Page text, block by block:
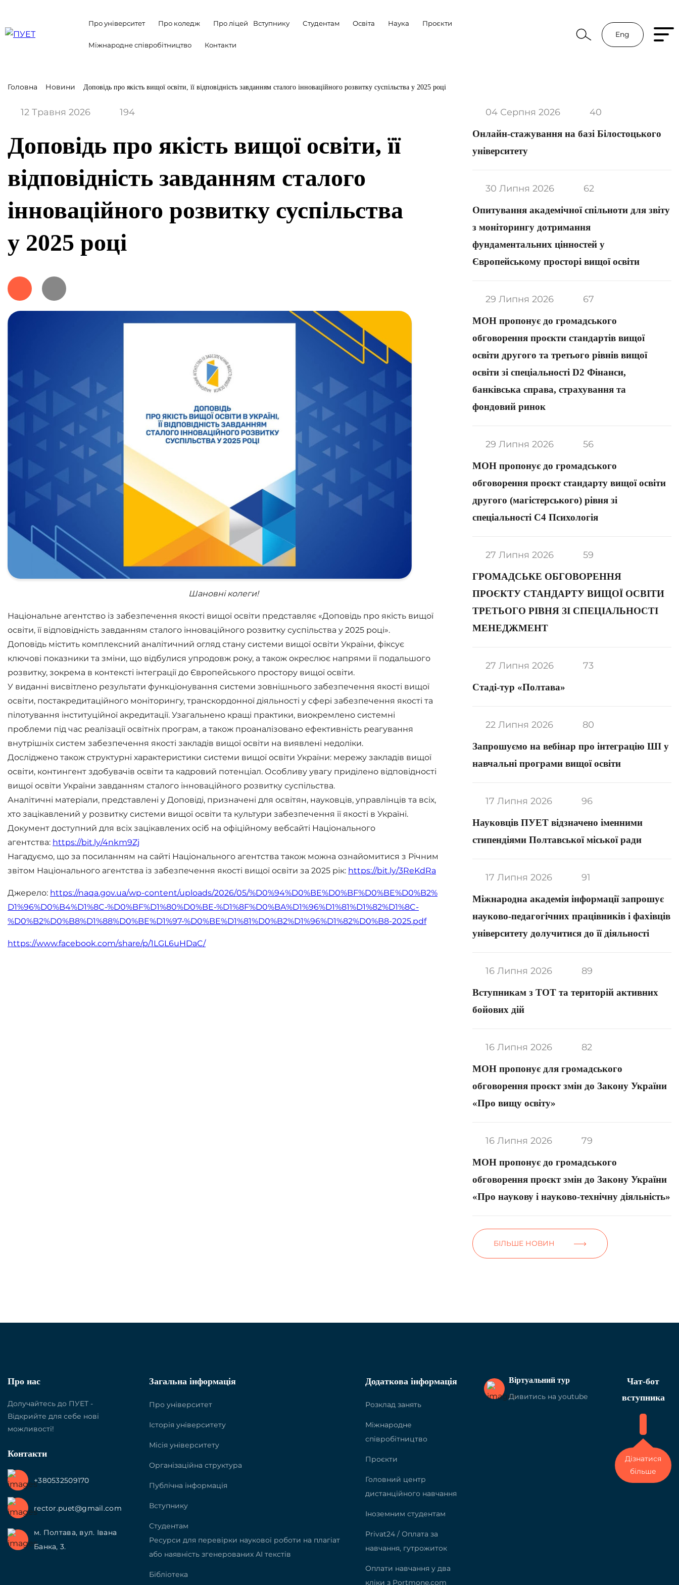
Про університет Про коледж Про ліцей Вступнику Студентам Освіта Наука Проєкти
Міжнародне співробітництво Контакти
Eng
Головна Новини Доповідь про якість вищої освіти, її відповідність завданням сталого інноваційного розвитку суспільства у 2025 році
12 Травня 2026 194
Доповідь про якість вищої освіти, її
відповідність завданням сталого
інноваційного розвитку суспільства
у 2025 році
Шановні колеги!
Національне агентство із забезпечення якості вищої освіти представляє «Доповідь про якість вищої
освіти, її відповідність завданням сталого інноваційного розвитку суспільства у 2025 році».
Доповідь містить комплексний аналітичний огляд стану системи вищої освіти України, фіксує
ключові показники та зміни, що відбулися упродовж року, а також окреслює напрями її подальшого
розвитку, зокрема в контексті інтеграції до Європейського простору вищої освіти.
У виданні висвітлено результати функціонування системи зовнішнього забезпечення якості вищої
освіти, постакредитаційного моніторингу, транскордонної діяльності у сфері забезпечення якості та
пілотування інституційної акредитації. Узагальнено кращі практики, виокремлено системні
проблеми під час реалізації освітніх програм, а також проаналізовано ефективність реагування
внутрішніх систем забезпечення якості закладів вищої освіти на виявлені недоліки.
Досліджено також структурні характеристики системи вищої освіти України: мережу закладів вищої
освіти, контингент здобувачів освіти та кадровий потенціал. Особливу увагу приділено відповідності
вищої освіти України завданням сталого інноваційного розвитку суспільства.
Аналітичні матеріали, представлені у Доповіді, призначені для освітян, науковців, управлінців та всіх,
хто зацікавлений у розвитку системи вищої освіти та культури забезпечення її якості в Україні.
Документ доступний для всіх зацікавлених осіб на офіційному вебсайті Національного
агентства: https://bit.ly/4nkm9Zj
Нагадуємо, що за посиланням на сайті Національного агентства також можна ознайомитися з Річним
звітом Національного агентства із забезпечення якості вищої освіти за 2025 рік: https://bit.ly/3ReKdRa
Джерело: https://naqa.gov.ua/wp-content/uploads/2026/05/%D0%94%D0%BE%D0%BF%D0%BE%D0%B2%
D1%96%D0%B4%D1%8C-%D0%BF%D1%80%D0%BE-%D1%8F%D0%BA%D1%96%D1%81%D1%82%D1%8C-
%D0%B2%D0%B8%D1%88%D0%BE%D1%97-%D0%BE%D1%81%D0%B2%D1%96%D1%82%D0%B8-2025.pdf
https://www.facebook.com/share/p/1LGL6uHDaC/
04 Серпня 2026 40
Онлайн-стажування на базі Білостоцького
університету
30 Липня 2026 62
Опитування академічної спільноти для звіту
з моніторингу дотримання
фундаментальних цінностей у
Європейському просторі вищої освіти
29 Липня 2026 67
МОН пропонує до громадського
обговорення проєкти стандартів вищої
освіти другого та третього рівнів вищої
освіти зі спеціальності D2 Фінанси,
банківська справа, страхування та
фондовий ринок
29 Липня 2026 56
МОН пропонує до громадського
обговорення проєкт стандарту вищої освіти
другого (магістерського) рівня зі
спеціальності С4 Психологія
27 Липня 2026 59
ГРОМАДСЬКЕ ОБГОВОРЕННЯ
ПРОЄКТУ СТАНДАРТУ ВИЩОЇ ОСВІТИ
ТРЕТЬОГО РІВНЯ ЗІ СПЕЦІАЛЬНОСТІ
МЕНЕДЖМЕНТ
27 Липня 2026 73
Стаді-тур «Полтава»
22 Липня 2026 80
Запрошуємо на вебінар про інтеграцію ШІ у
навчальні програми вищої освіти
17 Липня 2026 96
Науковців ПУЕТ відзначено іменними
стипендіями Полтавської міської ради
17 Липня 2026 91
Міжнародна академія інформації запрошує
науково-педагогічних працівників і фахівців
університету долучитися до її діяльності
16 Липня 2026 89
Вступникам з ТОТ та територій активних
бойових дій
16 Липня 2026 82
МОН пропонує для громадського
обговорення проєкт змін до Закону України
«Про вищу освіту»
16 Липня 2026 79
МОН пропонує до громадського
обговорення проєкт змін до Закону України
«Про наукову і науково-технічну діяльність»
БІЛЬШЕ НОВИН
Про нас
Долучайтесь до ПУЕТ -
Відкрийте для себе нові
можливості!
Контакти
+380532509170
rector.puet@gmail.com
м. Полтава, вул. Івана
Банка, 3.
Загальна інформація
Про університет
Історія університету
Місія університету
Організаційна структура
Публічна інформація
Вступнику
Студентам
Ресурси для перевірки наукової роботи на плагіат
або наявність згенерованих АІ текстів
Бібліотека
Додаткова інформація
Розклад занять
Міжнародне
співробітництво
Проєкти
Головний центр
дистанційного навчання
Іноземним студентам
Privat24 / Оплата за
навчання, гутрожиток
Оплати навчання у два
кліки з Portmone.com
Віртуальний тур
Дивитись на youtube
Чат-бот
вступника
Дізнатися
більше